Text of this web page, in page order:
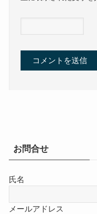
お問合せ
氏名
メールアドレス